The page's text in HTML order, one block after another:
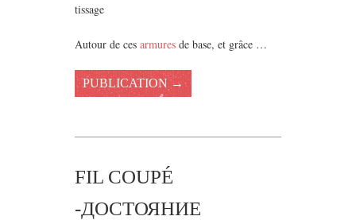
tissage
Autour de ces armures de base, et grâce …
PUBLICATION →
FIL COUPÉ
-ДОСТОЯНИЕ